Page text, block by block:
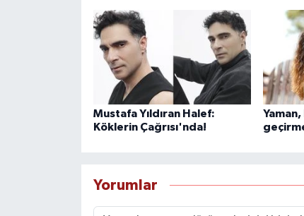
Mustafa Yıldıran Halef:
Köklerin Çağrısı'nda!
Yorumlar